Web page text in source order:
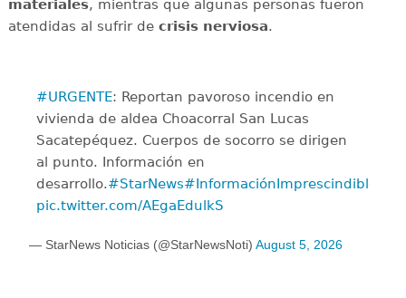
materiales, mientras que algunas personas fueron
atendidas al sufrir de crisis nerviosa.
#URGENTE: Reportan pavoroso incendio en
vivienda de aldea Choacorral San Lucas
Sacatepéquez. Cuerpos de socorro se dirigen
al punto. Información en
desarrollo.#StarNews#InformaciónImprescindible
pic.twitter.com/AEgaEdulkS
— StarNews Noticias (@StarNewsNoti) August 5, 2026